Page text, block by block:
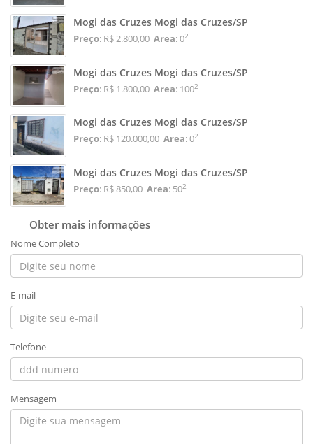
Mogi das Cruzes Mogi das Cruzes/SP
Preço: R$ 2.800,00 Area: 02
Mogi das Cruzes Mogi das Cruzes/SP
Preço: R$ 1.800,00 Area: 1002
Mogi das Cruzes Mogi das Cruzes/SP
Preço: R$ 120.000,00 Area: 02
Mogi das Cruzes Mogi das Cruzes/SP
Preço: R$ 850,00 Area: 502
Obter mais informações
Nome Completo
E-mail
Telefone
Mensagem